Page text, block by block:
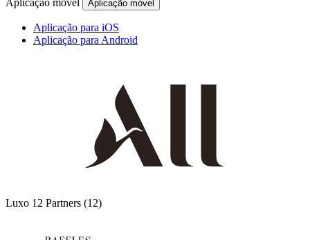
Aplicação móvel Aplicação móvel
Aplicação para iOS
Aplicação para Android
Luxo 12 Partners (12)